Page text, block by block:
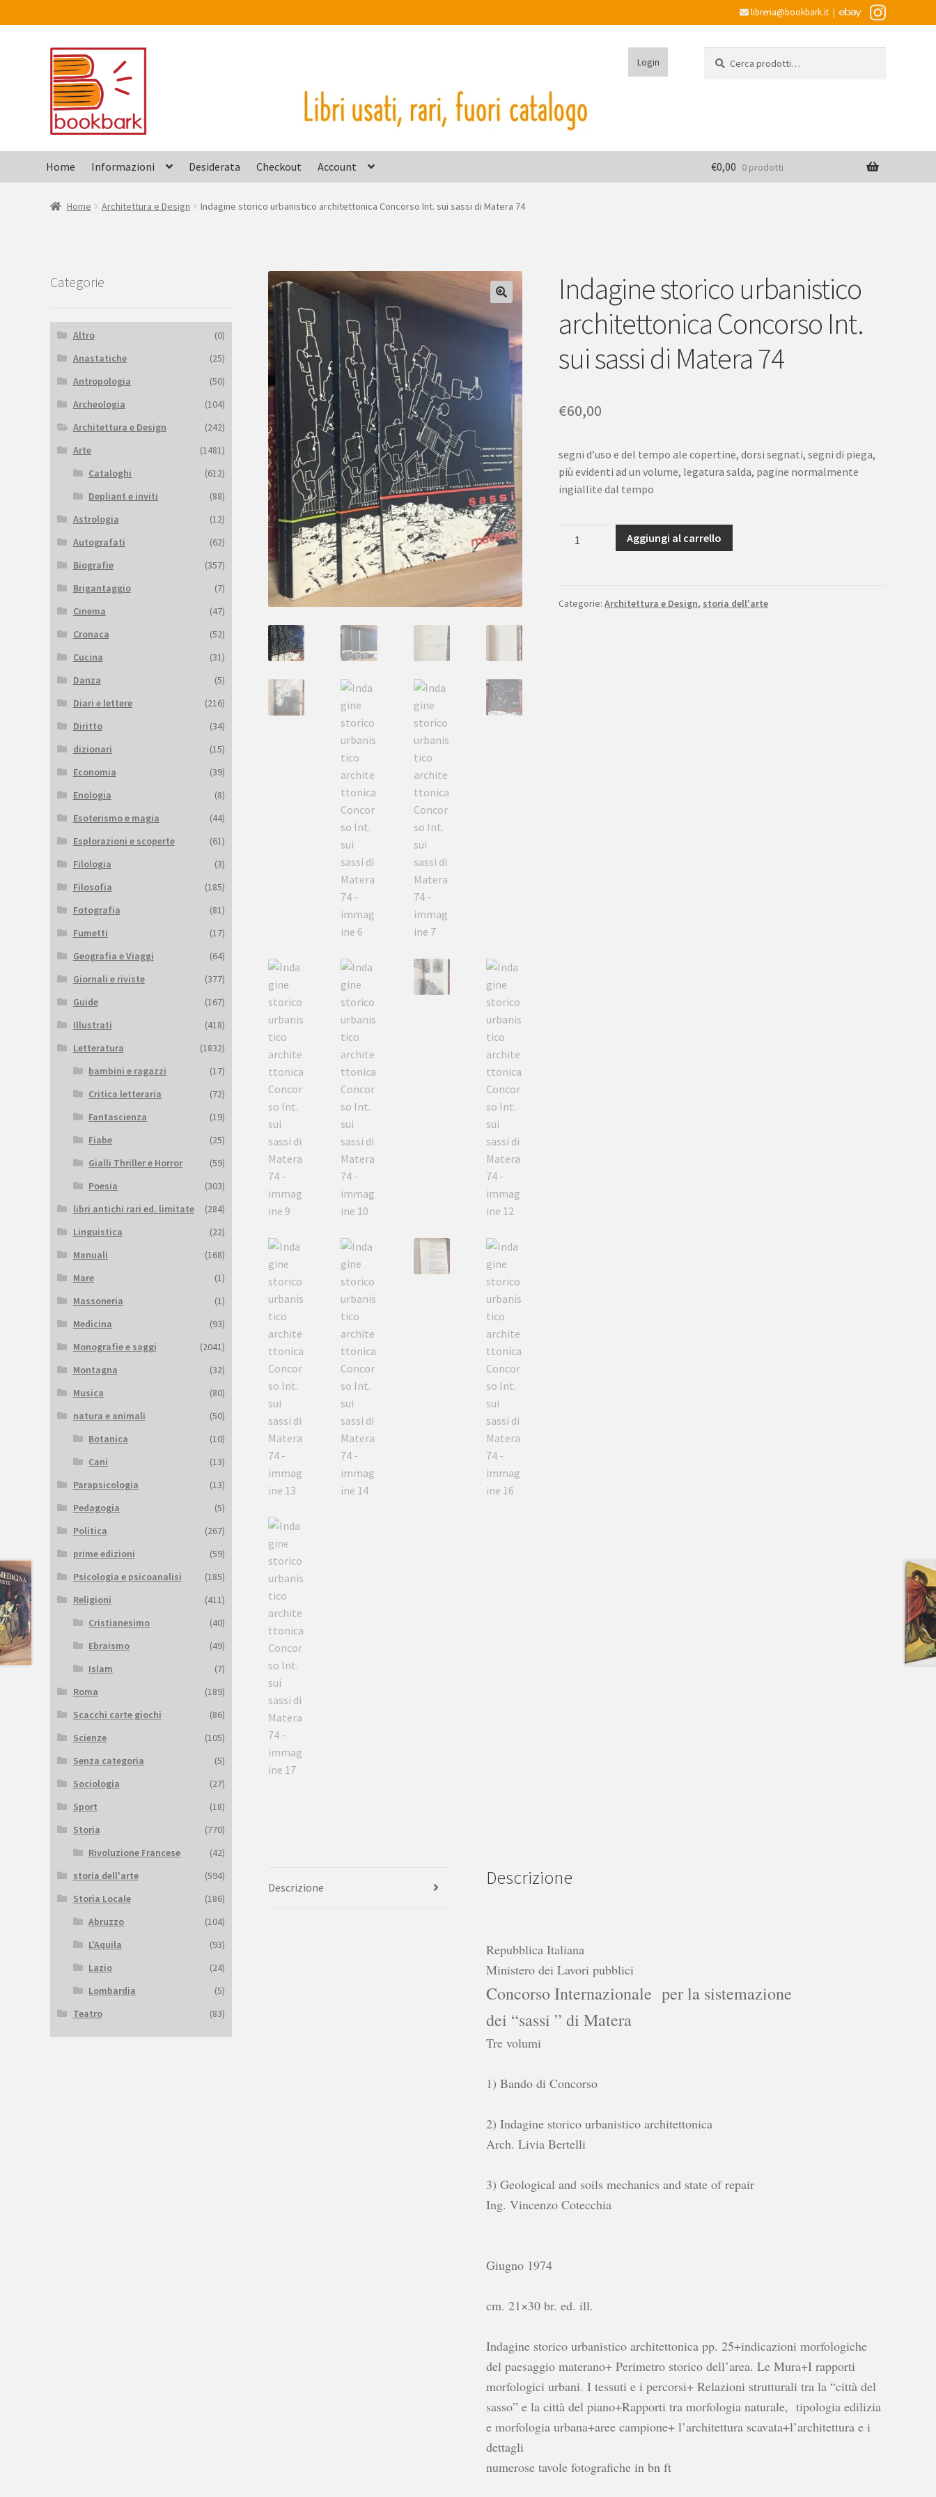
libreria@bookbark.it|
Vai
alla
navigazione
Vai
al
contenuto
Login
Home Informazioni Desiderata Checkout Account €0,00 0 prodotti
Home Architettura e Design Indagine storico urbanistico architettonica Concorso Int. sui sassi di Matera 74
Indagine storico urbanistico
architettonica Concorso Int.
sui sassi di Matera 74
€60,00
segni d’uso e del tempo ale copertine, dorsi segnati, segni di piega,
più evidenti ad un volume, legatura salda, pagine normalmente
ingiallite dal tempo
Concorso
Aggiungi al carrello
Categorie:Architettura e Design, storia dell'arte
Descrizione Descrizione
Repubblica Italiana
Ministero dei Lavori pubblici
Concorso Internazionale per la sistemazione
dei “sassi ” di Matera
Tre volumi
1) Bando di Concorso
2) Indagine storico urbanistico architettonica
Arch. Livia Bertelli
3) Geological and soils mechanics and state of repair
Ing. Vincenzo Cotecchia
Giugno 1974
cm. 21×30 br. ed. ill.
Indagine storico urbanistico architettonica pp. 25+indicazioni morfologiche
del paesaggio materano+ Perimetro storico dell’area. Le Mura+I rapporti
morfologici urbani. I tessuti e i percorsi+ Relazioni strutturali tra la “città del
sasso” e la città del piano+Rapporti tra morfologia naturale, tipologia edilizia
e morfologia urbana+aree campione+ l’architettura scavata+l’architettura e i
dettagli
numerose tavole fotografiche in bn ft
Categorie
Altro
(0)
Anastatiche
(25)
Antropologia
(50)
Archeologia
(104)
Architettura e Design
(242)
Arte
(1481)
Cataloghi
(612)
Depliant e inviti
(88)
Astrologia
(12)
Autografati
(62)
Biografie
(357)
Brigantaggio
(7)
Cinema
(47)
Cronaca
(52)
Cucina
(31)
Danza
(5)
Diari e lettere
(216)
Diritto
(34)
dizionari
(15)
Economia
(39)
Enologia
(8)
Esoterismo e magia
(44)
Esplorazioni e scoperte
(61)
Filologia
(3)
Filosofia
(185)
Fotografia
(81)
Fumetti
(17)
Geografia e Viaggi
(64)
Giornali e riviste
(377)
Guide
(167)
Illustrati
(418)
Letteratura
(1832)
bambini e ragazzi
(17)
Critica letteraria
(72)
Fantascienza
(19)
Fiabe
(25)
Gialli Thriller e Horror
(59)
Poesia
(303)
libri antichi rari ed. limitate
(284)
Linguistica
(22)
Manuali
(168)
Mare
(1)
Massoneria
(1)
Medicina
(93)
Monografie e saggi
(2041)
Montagna
(32)
Musica
(80)
natura e animali
(50)
Botanica
(10)
Cani
(13)
Parapsicologia
(13)
Pedagogia
(5)
Politica
(267)
prime edizioni
(59)
Psicologia e psicoanalisi
(185)
Religioni
(411)
Cristianesimo
(40)
Ebraismo
(49)
Islam
(7)
Roma
(189)
Scacchi carte giochi
(86)
Scienze
(105)
Senza categoria
(5)
Sociologia
(27)
Sport
(18)
Storia
(770)
Rivoluzione Francese
(42)
storia dell'arte
(594)
Storia Locale
(186)
Abruzzo
(104)
L'Aquila
(93)
Lazio
(24)
Lombardia
(5)
Teatro
(83)